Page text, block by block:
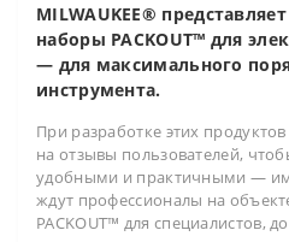
MILWAUKEE®
наборы PACKOUT™ для
— для максимального
инструмента.
При разработке этих
на отзывы пользователей,
удобными и практичными —
ждут профессионалы на
PACKOUT™ для специалистов,